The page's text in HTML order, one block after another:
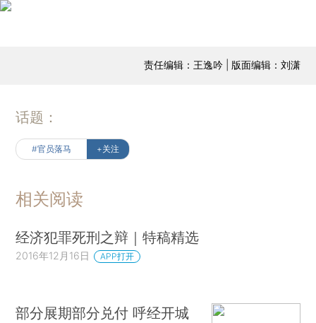
责任编辑：王逸吟 | 版面编辑：刘潇
话题：
#官员落马 +关注
相关阅读
经济犯罪死刑之辩｜特稿精选
2016年12月16日 APP打开
部分展期部分兑付 呼经开城